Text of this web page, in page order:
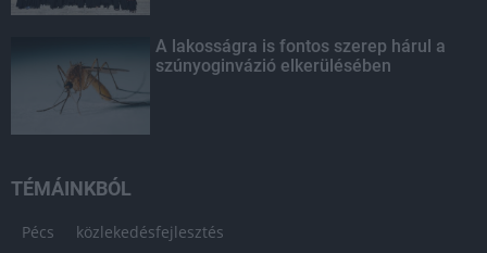
A lakosságra is fontos szerep hárul a
szúnyoginvázió elkerülésében
TÉMÁINKBÓL
Pécs közlekedésfejlesztés